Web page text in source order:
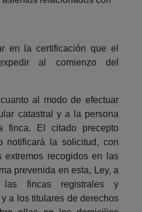
en la certificación que el
al comienzo del
al modo de efectuar
catastral y a la persona
finca. El citado precepto
notificará la solicitud, con
extremos recogidos en las
prevenida en esta, Ley, a
las fincas registrales y
a los titulares de derechos